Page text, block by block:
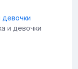
и девочки